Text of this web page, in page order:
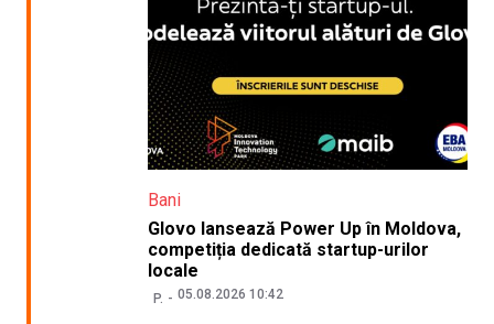
Bani
Glovo lansează Power Up în Moldova,
competiția dedicată startup-urilor
locale
P. 05.08.2026 10:42